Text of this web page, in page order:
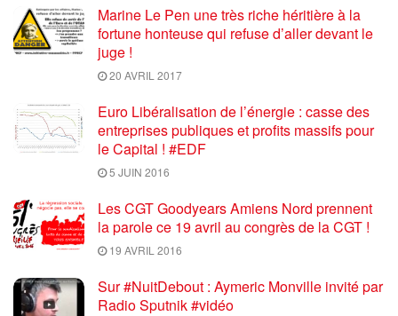
Marine Le Pen une très riche héritière à la
fortune honteuse qui refuse d’aller devant le
juge !
20 AVRIL 2017
Euro Libéralisation de l’énergie : casse des
entreprises publiques et profits massifs pour
le Capital ! #EDF
5 JUIN 2016
Les CGT Goodyears Amiens Nord prennent
la parole ce 19 avril au congrès de la CGT !
19 AVRIL 2016
Sur #NuitDebout : Aymeric Monville invité par
Radio Sputnik #vidéo